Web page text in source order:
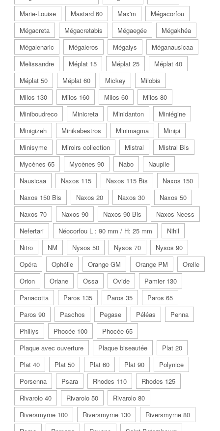
Marie-Louise
Mastard 60 Max'm
Mégacorfou
Mégacreta
Mégacretabis Mégaegée
Mégakhéa
Mégalenaric
Mégaleros Mégalys
Méganausicaa
Melissandre
Méplat 15 Méplat 25
Méplat 40
Méplat 50
Méplat 60 Mickey
Milobis
Milos 130
Milos 160 Milos 60
Milos 80
Miniboudreco
Minicreta Minidanton
Miniégine
Minigizeh
Minikabestros Minimagma
Minipi
Minisyme
Miroirs collection Mistral
Mistral Bis
Mycènes 65
Mycènes 90 Nabo
Nauplie
Nausicaa
Naxos 115 Naxos 115 Bis
Naxos 150
Naxos 150 Bis
Naxos 20 Naxos 30
Naxos 50
Naxos 70
Naxos 90 Naxos 90 Bis
Naxos Neess
Nefertari
Néocorfou L : 90 mm / H: 25 mm
Nihil
Nitro
NM Nysos 50 Nysos 70
Nysos 90
Opéra
Ophélie Orange GM Orange PM
Orelle
Orion
Orlane Ossa Ovide
Pamier 130
Panacotta
Paros 135 Paros 35
Paros 65
Paros 90
Paschos Pegase Péléas
Penna
Phillys
Phocée 100
Phocée 65
Plaque avec ouverture
Plaque biseautée
Plat 20
Plat 40
Plat 50 Plat 60 Plat 90
Polynice
Porsenna
Psara Rhodes 110
Rhodes 125
Rivarolo 40
Rivarolo 50
Rivarolo 80
Riversmyrne 100
Riversmyrne 130
Riversmyrne 80